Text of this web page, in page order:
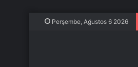
Perşembe, Ağustos 6 2026